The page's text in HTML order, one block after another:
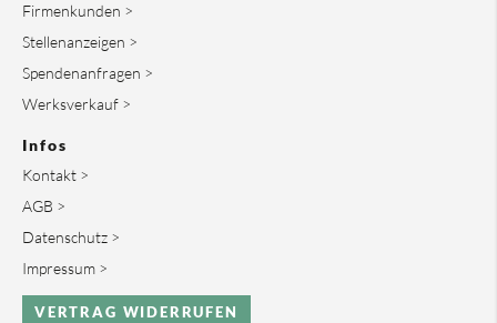
Firmenkunden >
Stellenanzeigen >
Spendenanfragen >
Werksverkauf >
Infos
Kontakt >
AGB >
Datenschutz >
Impressum >
VERTRAG WIDERRUFEN